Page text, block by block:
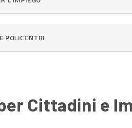
POLICENTRI
Cittadini e